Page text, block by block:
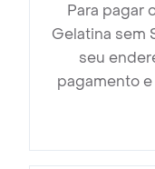
Para pagar
Gelatina sem
seu
pagamento e